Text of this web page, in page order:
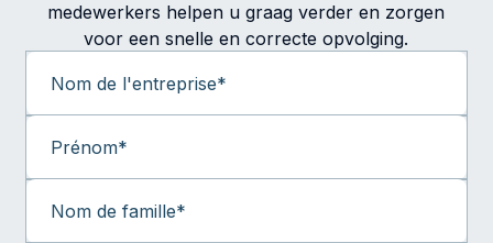
medewerkers helpen u graag verder en zorgen
voor een snelle en correcte opvolging.